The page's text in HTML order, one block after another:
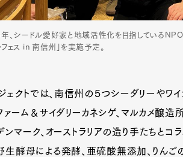
Pen
、シードル愛好家と地域活性化を目指している
フェス in 南信州」を実施予定。
ェクトでは、南信州の５つシーダリーやワ
ァーム＆サイダリーカネシゲ、マルカメ醸造
ンマーク、オーストラリアの造り手たちと
生酵母による発酵、亜硫酸無添加、りん